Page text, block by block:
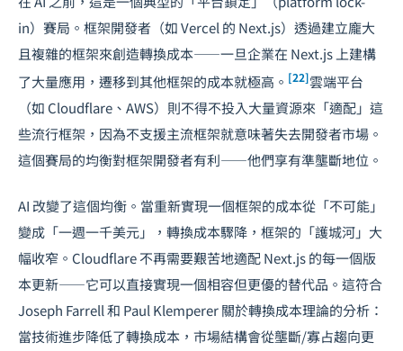
in）賽局。框架開發者（如 Vercel 的 Next.js）透過建立龐大
且複雜的框架來創造轉換成本——一旦企業在 Next.js 上建構
了大量應用，遷移到其他框架的成本就極高。 [22]雲端平台
（如 Cloudflare、AWS）則不得不投入大量資源來「適配」這
些流行框架，因為不支援主流框架就意味著失去開發者市場。
這個賽局的均衡對框架開發者有利——他們享有準壟斷地位。
AI 改變了這個均衡。當重新實現一個框架的成本從「不可能」
變成「一週一千美元」，轉換成本驟降，框架的「護城河」大
幅收窄。Cloudflare 不再需要艱苦地適配 Next.js 的每一個版
本更新——它可以直接實現一個相容但更優的替代品。這符合
Joseph Farrell 和 Paul Klemperer 關於轉換成本理論的分析：
當技術進步降低了轉換成本，市場結構會從壟斷/寡占趨向更